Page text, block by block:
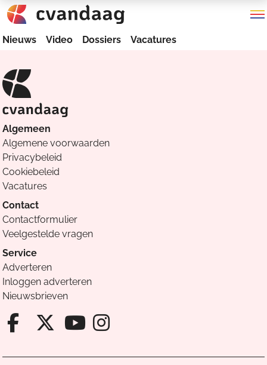
Nieuws Video Dossiers Vacatures
Algemeen
Algemene voorwaarden
Privacybeleid
Cookiebeleid
Vacatures
Contact
Contactformulier
Veelgestelde vragen
Service
Adverteren
Inloggen adverteren
Nieuwsbrieven
Facebook van Cvandaag
X van Cvandaag
Instagram van